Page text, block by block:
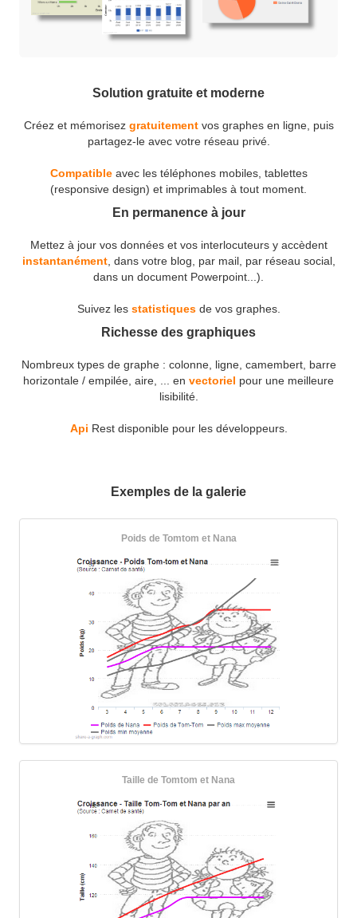
Solution gratuite et moderne
Créez et mémorisez gratuitementvos graphes en ligne, puis
partagez-le avec votre réseau privé.
Compatibleavec les téléphones mobiles, tablettes
(responsive design) et imprimables à tout moment.
En permanence à jour
Mettez à jour vos données et vos interlocuteurs y accèdent
instantanément, dans votre blog, par mail, par réseau social,
dans un document Powerpoint...).
Suivez les statistiquesde vos graphes.
Richesse des graphiques
Nombreux types de graphe : colonne, ligne, camembert, barre
horizontale / empilée, aire, ... en vectoriel pour une meilleure
lisibilité.
Api Rest disponible pour les développeurs.
Exemples de la galerie
Poids de Tomtom et Nana
Taille de Tomtom et Nana